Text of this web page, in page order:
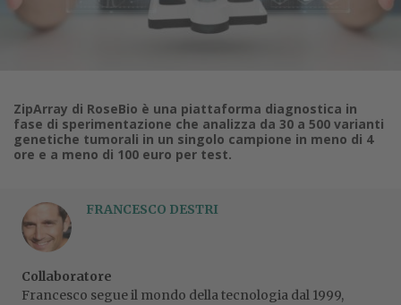
ZipArray di RoseBio è una piattaforma diagnostica in
fase di sperimentazione che analizza da 30 a 500 varianti
genetiche tumorali in un singolo campione in meno di 4
ore e a meno di 100 euro per test.
FRANCESCO DESTRI
Collaboratore
Francesco segue il mondo della tecnologia dal 1999,